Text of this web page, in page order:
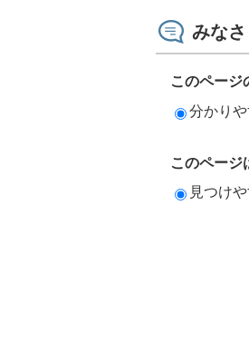
みな
このページ
分かり
このページ
見つけ